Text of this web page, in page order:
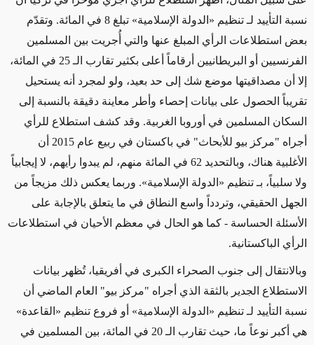
نسبة التأييد لـ تنظيم «الدولة الإسلامية» تبلغ 8 في المائة. وتقدّم
بعض استطلاعات الرأي المبلغ عنها والتي أُجريت بين المسلمين
الفرنسيين أو البريطانيين أرقاماً أعلى بكثير تقارب الـ 25 في المائة،
إلا أن مصداقيتها موضع شك إلى حد بعيد، ولو لمجرد أنه يستحيل
تقريباً الحصول على بيانات إحصاء وأطر معاينة دقيقة بالنسبة إلى
السكان المسلمين في أوروبا الغربية. وقد كشف استطلاع للرأي
أجراه "مركز بيو للأبحاث" في باكستان في ربيع عام 2015 أن
الأغلبية هناك، وبالتحديد 62 في المائة منهم، لم يبدوا رأيهم، لا إيجابياً
ولا سلبياً، بـ تنظيم «الدولة الإسلامية». وربما يعكس ذلك مزيجاً من
الجهل الحقيقي، وتردداً واسع النطاق في ما يتعلق بالإجابة على
الأسئلة الحساسة - كما هو الحال في معظم الأحيان في استطلاعات
الرأي الباكستانية.
وبالانتقال إلى جنوب الصحراء الكبرى في أفريقيا، تُظهر بيانات
الاستطلاع الجدير بالثقة الذي أجراه "مركز بيو" العام الماضي أن
نسبة التأييد لـ تنظيم «الدولة الإسلامية» أو فروع تنظيم «القاعدة»
هي أكبر نوعاً ما، حيث تقارب الـ 20 في المائة، بين المسلمين في